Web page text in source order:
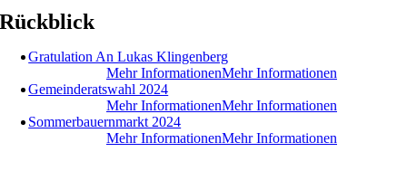
Rückblick
Gratulation An Lukas Klingenberg
Mehr InformationenMehr Informationen
Gemeinderatswahl 2024
Mehr InformationenMehr Informationen
Sommerbauernmarkt 2024
Mehr InformationenMehr Informationen